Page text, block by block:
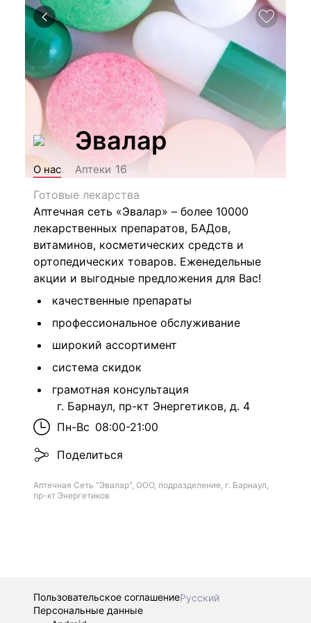
Эвалар
О нас Аптеки 16
Готовые лекарства
Аптечная сеть «Эвалар» – более 10000
лекарственных препаратов, БАДов,
витаминов, косметических средств и
ортопедических товаров. Еженедельные
акции и выгодные предложения для Вас!
качественные препараты
профессиональное обслуживание
широкий ассортимент
система скидок
грамотная консультация
г. Барнаул, пр-кт Энергетиков, д. 4
Пн-Вс 08:00-21:00
Поделиться
Аптечная Сеть "Эвалар", ООО, подразделение, г. Барнаул,
пр-кт Энергетиков
Пользовательское соглашениеРусский
Персональные данные